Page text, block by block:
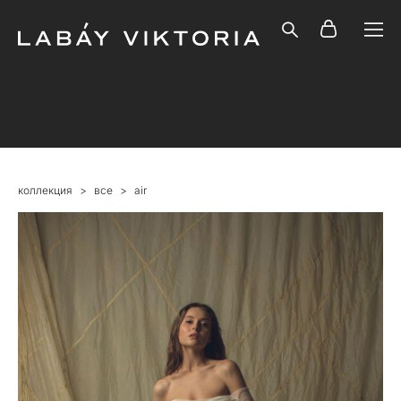
коллекция > все > air